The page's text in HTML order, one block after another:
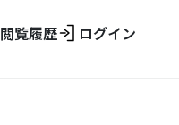
閲覧履歴 ログイン